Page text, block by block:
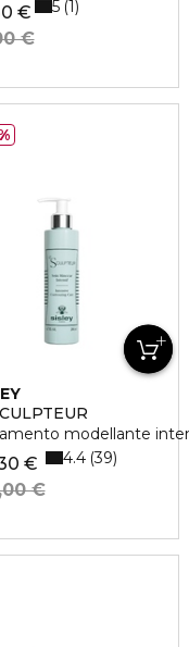
€
€
5 1
modellante
€
€
4.4 39